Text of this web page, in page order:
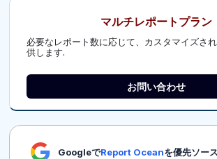
マルチレポートプラン
必要なレポート数に応じて、カスタマイズさ
供します.
お問い合わせ
GoogleでReport Oceanを優先ソー